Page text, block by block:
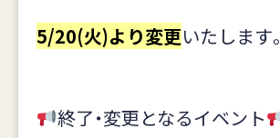
5/20(火)より変更いたします。
終了・変更となるイベント